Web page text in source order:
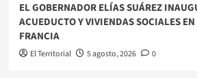
EL GOBERNADOR ELÍAS SUÁREZ
ACUEDUCTO Y VIVIENDAS SOCIALES
FRANCIA
El Territorial 5 agosto, 2026 0